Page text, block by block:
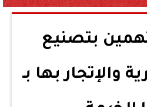
بتصنيع
والإتجار بها بـ